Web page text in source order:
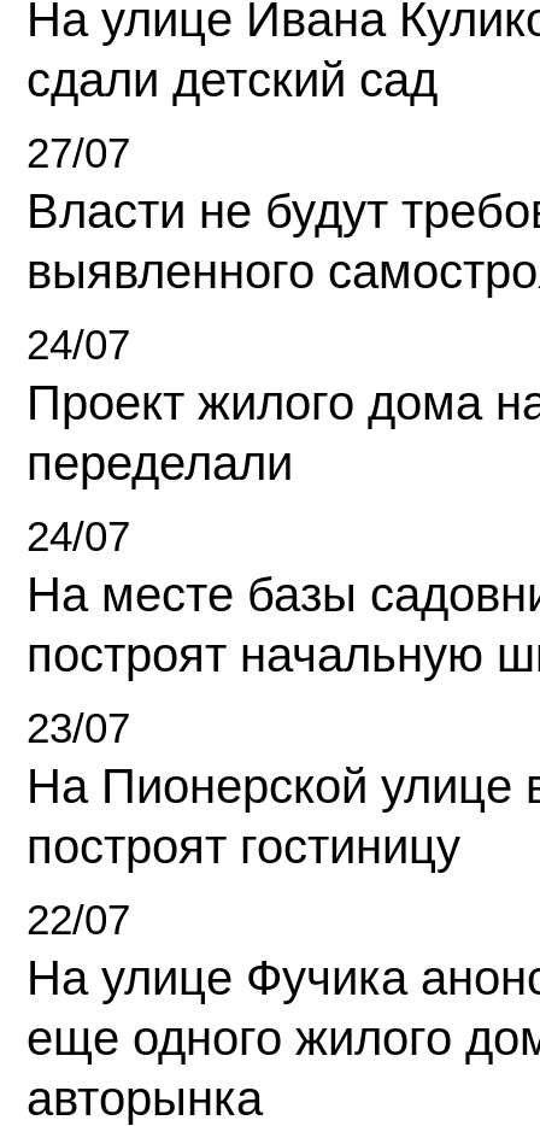
На улице Ивана
сдали детский сад
27/07
Власти не будут
выявленного
24/07
Проект жилого дома
переделали
24/07
На месте базы
построят начальную
23/07
На Пионерской улице
построят гостиницу
22/07
На улице Фучика
еще одного жилого
авторынка